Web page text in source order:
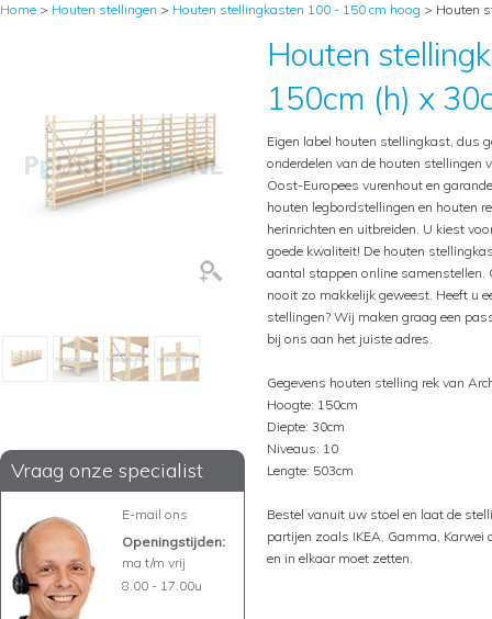
Home > Houten stellingen > Houten stellingkasten 100 - 150 cm hoog > Houten
Vraag onze specialist
E-mail ons
Openingstijden:
ma t/m vrij
8.00 - 17.00u
Houten
150cm (h) x
Eigen label houten stellingkast, dus
onderdelen van de houten stellingen
Oost-Europees vurenhout en
houten legbordstellingen en houten
herinrichten en uitbreiden. U kiest
goede kwaliteit! De houten
aantal stappen online
nooit zo makkelijk geweest. Heeft u
stellingen? Wij maken graag een
bij ons aan het juiste adres.
Gegevens houten stelling rek van
Hoogte: 150cm
Diepte: 30cm
Niveaus: 10
Lengte: 503cm
Bestel vanuit uw stoel en laat de
partijen zoals IKEA, Gamma,
en in elkaar moet zetten.